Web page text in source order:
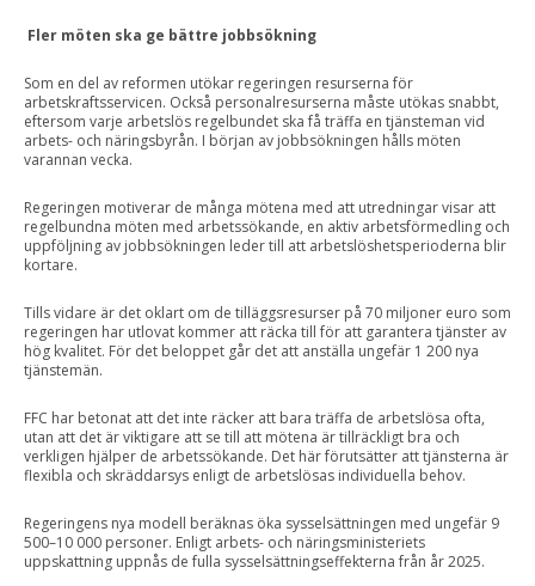
Fler möten ska ge bättre jobbsökning
Som en del av reformen utökar regeringen resurserna för
arbetskraftsservicen. Också personalresurserna måste utökas snabbt,
eftersom varje arbetslös regelbundet ska få träffa en tjänsteman vid
arbets- och näringsbyrån. I början av jobbsökningen hålls möten
varannan vecka.
Regeringen motiverar de många mötena med att utredningar visar att
regelbundna möten med arbetssökande, en aktiv arbetsförmedling och
uppföljning av jobbsökningen leder till att arbetslöshetsperioderna blir
kortare.
Tills vidare är det oklart om de tilläggsresurser på 70 miljoner euro som
regeringen har utlovat kommer att räcka till för att garantera tjänster av
hög kvalitet. För det beloppet går det att anställa ungefär 1 200 nya
tjänstemän.
FFC har betonat att det inte räcker att bara träffa de arbetslösa ofta,
utan att det är viktigare att se till att mötena är tillräckligt bra och
verkligen hjälper de arbetssökande. Det här förutsätter att tjänsterna är
flexibla och skräddarsys enligt de arbetslösas individuella behov.
Regeringens nya modell beräknas öka sysselsättningen med ungefär 9
500–10 000 personer. Enligt arbets- och näringsministeriets
uppskattning uppnås de fulla sysselsättningseffekterna från år 2025.